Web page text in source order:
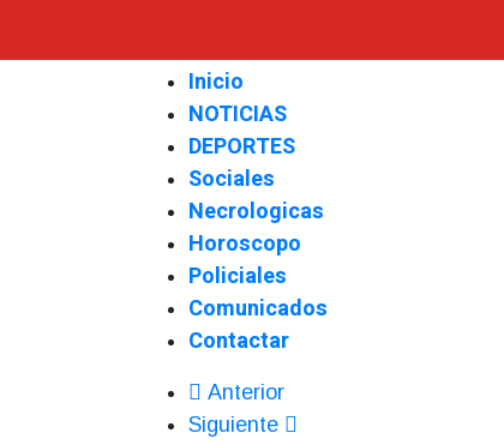
Inicio
NOTICIAS
DEPORTES
Sociales
Necrologicas
Horoscopo
Policiales
Comunicados
Contactar
Anterior
Siguiente